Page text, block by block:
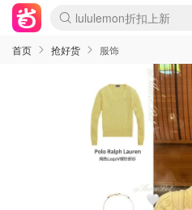
SSENSE年中2.5折
FreshBeauty好价汇总
Cettire降价+叠9折
WWS Coles超市实拍
viagogo二手票捡漏
Myer折扣汇总
The Outnet奢牌1折起
David Jones 3折起
Flannels大牌1折
Perfumes Club护肤1折
AMIRO面罩$251
Amazon折扣汇总
eToro入金$200送$50
Amazon数码好物
ICONIC本周7.5折
ThedoubleF高奢地板价
Moose Knuckles 6折
EUFY摄像头$98
Selenichast首饰2折
Trip机票酒店促销
YSL送5件彩妆礼
Amazon家居好物
Amazon美妆护肤
雅漾大喷$8
过敏原检测盒$33
科颜氏高保湿面霜$29
SEALIFE海洋馆门票6折
丝塔芙大白罐$16
订阅Newsletter送香薰
Cult Beauty 6.8折
Harrods圣诞日历$525
LN-CC奢牌私促3折
d'Alba空姐喷雾$16
EVE LOM套装£56
Bernardelli独家4折
Adore Beauty 6折起
CT圣诞日历
Mytheresa奢品2.7折
Luxury Escapes 9折
Currentbody美容仪$881
MOON Garden Live
Roborock扫地机$649
Tingo Life水杯$24
Valentino官网5折
CR洗护套装$23
修丽可4件套$159
GANNI官网4.5折
Stylevana韩妆4折
Tessabit高奢8.5折
OGX洗发水$11
Amazon阿德莱德次日达
卡诗8.5折+赠礼
Philips Hue灯具8折
La Mer送8件礼值$529
首页 抢好货 服饰